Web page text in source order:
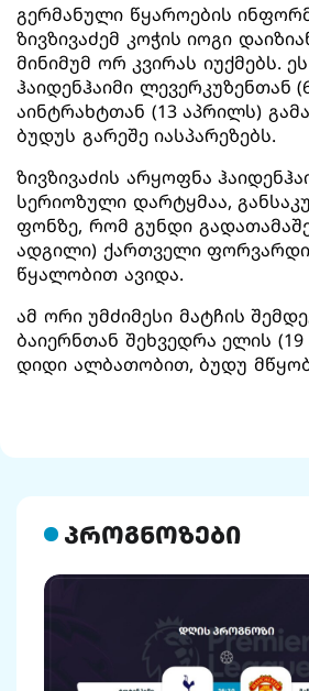
გერმანული წყაროების
ზივზივაძემ კოჭის იოგი
მინიმუმ ორ კვირას იუქმებს.
ჰაიდენჰაიმი ლევერკუზენთან
აინტრახტთან (13 აპრილს)
ბუდუს გარეშე იასპარეზებს.
ზივზივაძის არყოფნა
სერიოზული დარტყმაა,
ფონზე, რომ გუნდი
ადგილი) ქართველი
წყალობით ავიდა.
ამ ორი უმძიმესი მატჩის
ბაიერნთან შეხვედრა ელის
დიდი ალბათობით, ბუდუ
პროგნოზები